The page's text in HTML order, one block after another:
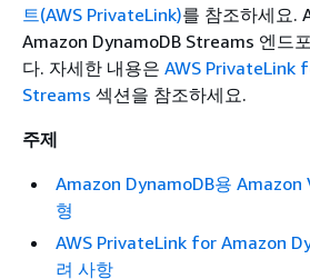
트(AWS PrivateLink)를 참조하세요.
Amazon DynamoDB Streams 엔드
다. 자세한 내용은 AWS PrivateLink
Streams 섹션을 참조하세요.
주제
Amazon DynamoDB용 Amazon
형
AWS PrivateLink for Amazon
려 사항